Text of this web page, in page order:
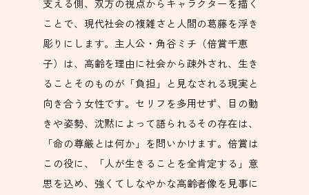
支える側、双方の視点からキャラクターを描く
ことで、現代社会の複雑さと人間の葛藤を浮き
彫りにします。主人公・角谷ミチ（倍賞千恵
子）は、高齢を理由に社会から疎外され、生き
ることそのものが「負担」と見なされる現実と
向き合う女性です。セリフを多用せず、目の動
きや姿勢、沈黙によって語られるその存在は、
「命の尊厳とは何か」を問いかけます。倍賞は
この役に、「人が生きることを全肯定する」意
思を込め、強くてしなやかな高齢者像を見事に